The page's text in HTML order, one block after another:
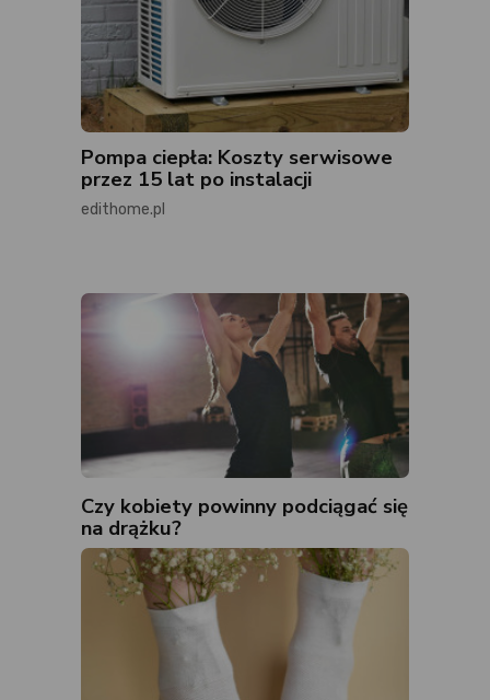
Pompa ciepła: Koszty serwisowe
przez 15 lat po instalacji
edithome.pl
Czy kobiety powinny podciągać się
na drążku?